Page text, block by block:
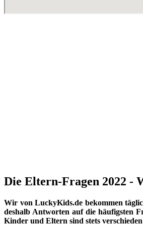
Die Eltern-Fragen 2022 -
Wir von LuckyKids.de bekommen
deshalb Antworten auf die häufigsten
Kinder und Eltern sind stets